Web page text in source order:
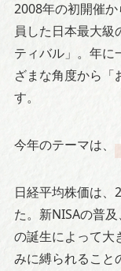
2008年の初開催
員した日本最大級
ティバル」。年に
ざまな角度から「
す。
今年のテーマは、
日経平均株価は、
た。新NISAの普
の誕生によって大
みに縛られること